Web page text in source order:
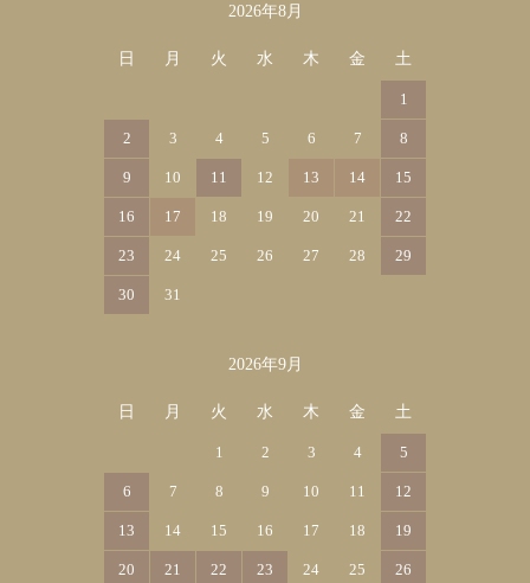
2026年8月
日 月 火 水 木 金 土
1
2 3 4 5 6 7 8
9 10 11 12 13 14 15
16 17 18 19 20 21 22
23 24 25 26 27 28 29
30 31
2026年9月
日 月 火 水 木 金 土
1 2 3 4 5
6 7 8 9 10 11 12
13 14 15 16 17 18 19
20 21 22 23 24 25 26